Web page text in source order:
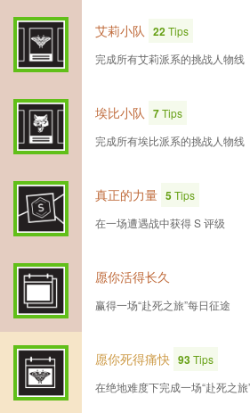
艾莉小队 22Tips
完成所有艾莉派系的挑战人物线
埃比小队 7Tips
完成所有埃比派系的挑战人物线
真正的力量 5Tips
在一场遭遇战中获得 S 评级
愿你活得长久
赢得一场“赴死之旅”每日征途
愿你死得痛快 93Tips
在绝地难度下完成一场“赴死之旅